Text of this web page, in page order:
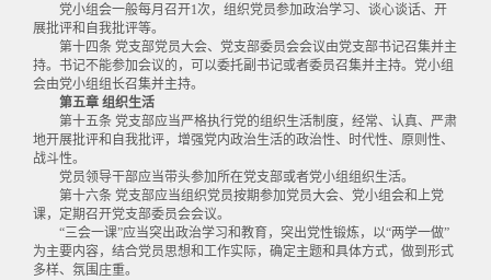
党小组会一般每月召开1次，组织党员参加政治学习、谈心谈话、开
展批评和自我批评等。
第十四条 党支部党员大会、党支部委员会会议由党支部书记召集并主
持。书记不能参加会议的，可以委托副书记或者委员召集并主持。党小组
会由党小组组长召集并主持。
第五章 组织生活
第十五条 党支部应当严格执行党的组织生活制度，经常、认真、严肃
地开展批评和自我批评，增强党内政治生活的政治性、时代性、原则性、
战斗性。
党员领导干部应当带头参加所在党支部或者党小组组织生活。
第十六条 党支部应当组织党员按期参加党员大会、党小组会和上党
课，定期召开党支部委员会会议。
“三会一课”应当突出政治学习和教育，突出党性锻炼，以“两学一做”
为主要内容，结合党员思想和工作实际，确定主题和具体方式，做到形式
多样、氛围庄重。